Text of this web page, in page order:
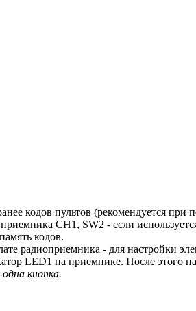
кодов пультов (рекомендуется при
CH1, SW2 - если
кодов.
радиоприемника - для настройки
LED1 на приемнике. После
кнопка.